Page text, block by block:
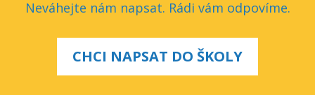
Neváhejte nám napsat. Rádi vám odpovíme.
CHCI NAPSAT DO ŠKOLY